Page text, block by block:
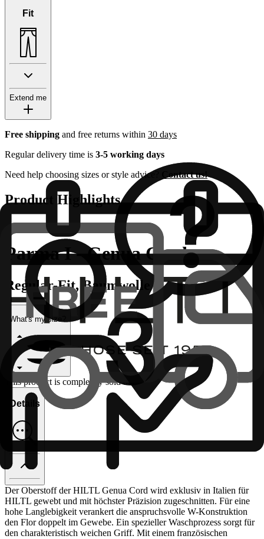
Fit
Extend me
Free shipping and free returns within 30 days
Regular delivery time is 3-5 working days
Need help choosing sizes or style advice?
Contact us!
Product Highlights
Parma I - Genua Cord
Regular-Fit, Baumwolle
What's my size?
This product is completely sold out
Details
Der Oberstoff der HILTL Genua Cord wird exklusiv in Italien für
HILTL gewebt und mit höchster Präzision zugeschnitten. Für eine
hohe Langlebigkeit verankert die anspruchsvolle W-Konstruktion
den Flor doppelt im Gewebe. Ein spezieller Waschprozess sorgt für
den charakteristisch weichen Griff. Mit einem französischen